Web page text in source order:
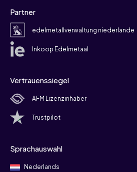
Partner
edelmetallverwaltung niederlande
Inkoop Edelmetaal
Vertrauenssiegel
AFM Lizenzinhaber
Trustpilot
Sprachauswahl
Nederlands